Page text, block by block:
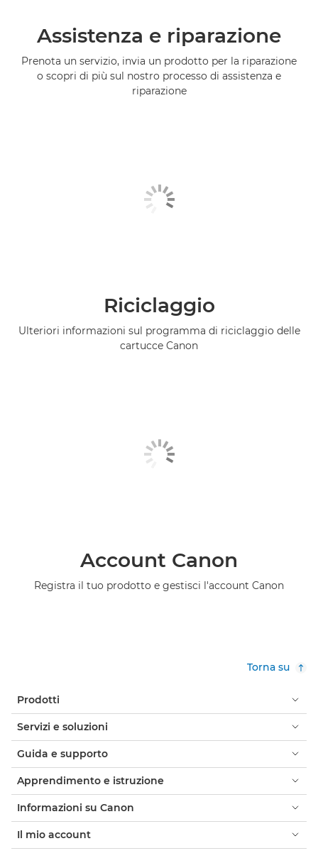
Assistenza e riparazione
Prenota un servizio, invia un prodotto per la riparazione
o scopri di più sul nostro processo di assistenza e
riparazione
Riciclaggio
Ulteriori informazioni sul programma di riciclaggio delle
cartucce Canon
Account Canon
Registra il tuo prodotto e gestisci l'account Canon
Torna su
Prodotti
Servizi e soluzioni
Guida e supporto
Apprendimento e istruzione
Informazioni su Canon
Il mio account